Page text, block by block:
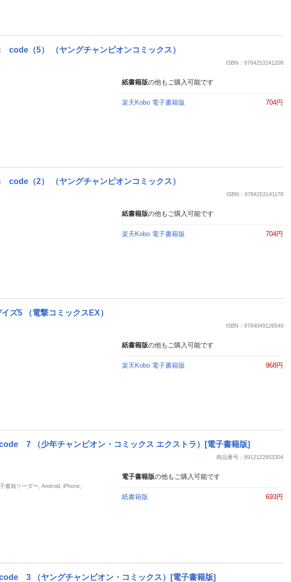
（5） （ヤングチャンピオンコミックス）
ISBN：9784253141208
紙書籍版の他もご購入可能です
楽天Kobo 電子書籍版 704円
（2） （ヤングチャンピオンコミックス）
ISBN：9784253141178
紙書籍版の他もご購入可能です
楽天Kobo 電子書籍版 704円
ズ5 （電撃コミックスEX）
ISBN：9784049126549
紙書籍版の他もご購入可能です
楽天Kobo 電子書籍版 968円
7 （少年チャンピオン・コミックス エクストラ）[電子書籍版]
商品番号：8912122853304
書籍リーダー, Android, iPhone,
電子書籍版の他もご購入可能です
紙書籍版 693円
3 （ヤングチャンピオン・コミックス）[電子書籍版]